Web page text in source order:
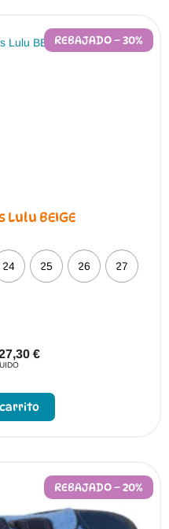
REBAJADO – 30%
Lulu BEIGE
24 25 26 27
€
se
pueden
elegir
en
REBAJADO – 20%